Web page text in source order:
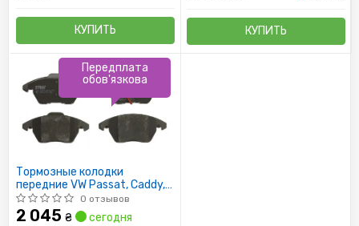
КУПИТЬ КУПИТЬ
Тормозные колодки
передние VW Passat, Caddy,
Octavia (05-) (GDB1550) TRW
0 отзывов
2 045 ₴ сегодня
Передплата
обов'язкова